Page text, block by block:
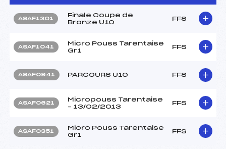
ASAF1301
Finale Coupe de
Bronze U10
FFS
ASAF1041
Micro Pouss Tarentaise
Gr1
FFS
ASAF0941 PARCOURS U10 FFS
ASAF0621
Micropouss Tarentaise
– 13/02/2013
FFS
ASAF0351
Micro Pouss Tarentaise
Gr1
FFS